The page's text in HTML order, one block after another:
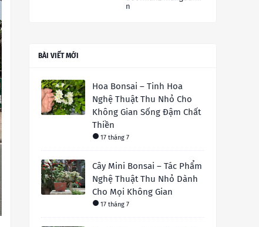
n
BÀI VIẾT MỚI
Hoa Bonsai – Tinh Hoa
Nghệ Thuật Thu Nhỏ Cho
Không Gian Sống Đậm Chất
Thiền
17 tháng 7
Cây Mini Bonsai – Tác Phẩm
Nghệ Thuật Thu Nhỏ Dành
Cho Mọi Không Gian
17 tháng 7